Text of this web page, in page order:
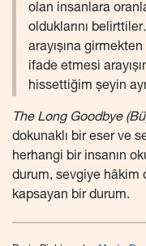
olan insanlara
olduklarını
arayışına
ifade etmesi
hissettiğim şeyin
The Long Goodbye
dokunaklı bir eser ve
herhangi bir insanın
durum, sevgiye hâkim
kapsayan bir durum.